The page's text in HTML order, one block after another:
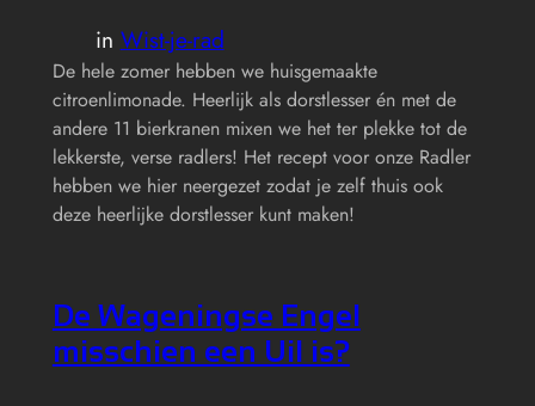
in Wist-je-rad
De hele zomer hebben we huisgemaakte
citroenlimonade. Heerlijk als dorstlesser én met de
andere 11 bierkranen mixen we het ter plekke tot de
lekkerste, verse radlers! Het recept voor onze Radler
hebben we hier neergezet zodat je zelf thuis ook
deze heerlijke dorstlesser kunt maken!
De Wageningse Engel
misschien een Uil is?